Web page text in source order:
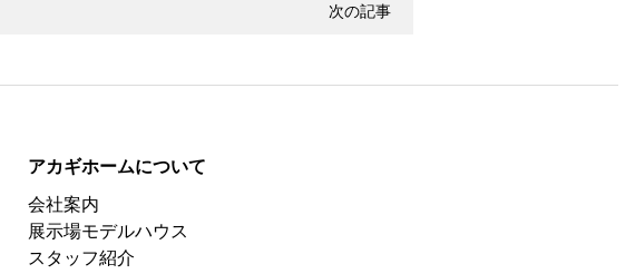
次の記事
アカギホームについて
会社案内
展示場モデルハウス
スタッフ紹介